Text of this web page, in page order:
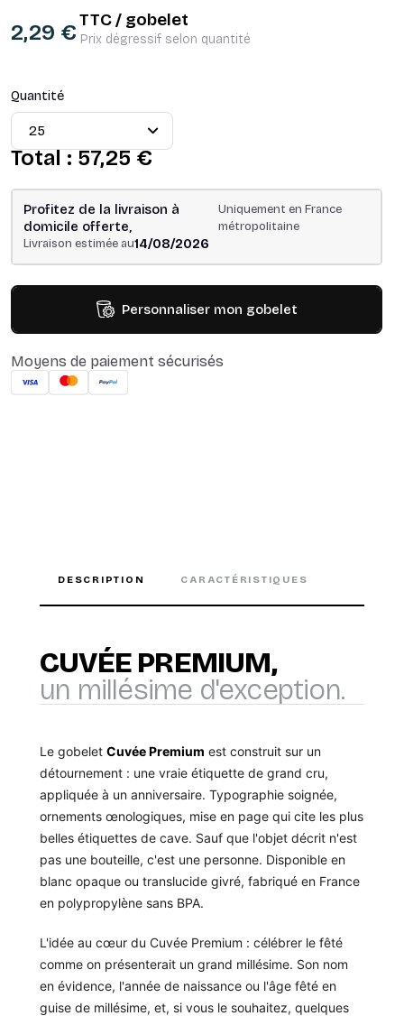
4.9/5 (393 avis)
2,29 €
TTC / gobelet
Prix dégressif selon quantité
Quantité
Total : 57,25 €
Profitez de la livraison à
domicile offerte,
Uniquement en France
métropolitaine
Livraison estimée au14/08/2026
Personnaliser mon gobelet
Moyens de paiement sécurisés
DESCRIPTION CARACTÉRISTIQUES
CUVÉE PREMIUM,
un millésime d'exception.
Le gobelet Cuvée Premium est construit sur un
détournement : une vraie étiquette de grand cru,
appliquée à un anniversaire. Typographie soignée,
ornements œnologiques, mise en page qui cite les plus
belles étiquettes de cave. Sauf que l'objet décrit n'est
pas une bouteille, c'est une personne. Disponible en
blanc opaque ou translucide givré, fabriqué en France
en polypropylène sans BPA.
L'idée au cœur du Cuvée Premium : célébrer le fêté
comme on présenterait un grand millésime. Son nom
en évidence, l'année de naissance ou l'âge fêté en
guise de millésime, et, si vous le souhaitez, quelques